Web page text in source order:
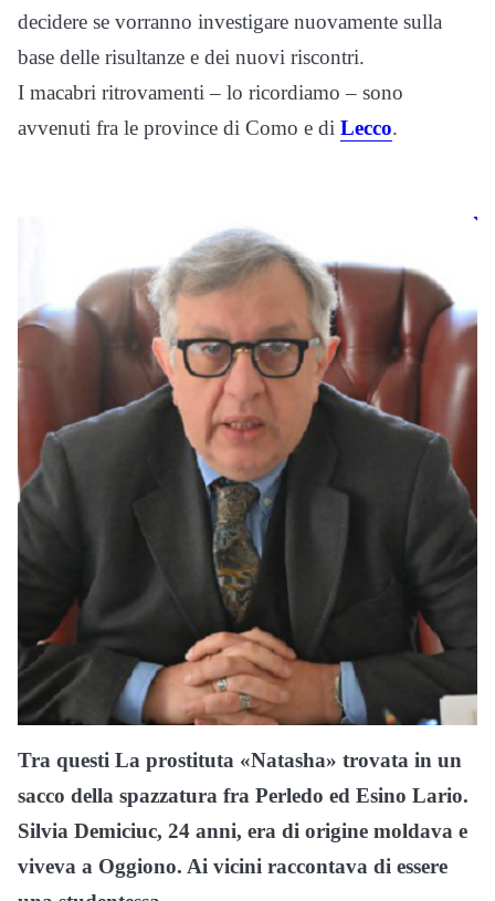
decidere se vorranno investigare nuovamente sulla
base delle risultanze e dei nuovi riscontri.
I macabri ritrovamenti – lo ricordiamo – sono
avvenuti fra le province di Como e di Lecco.
Tra questi La prostituta «Natasha» trovata in un
sacco della spazzatura fra Perledo ed Esino Lario.
Silvia Demiciuc, 24 anni, era di origine moldava e
viveva a Oggiono. Ai vicini raccontava di essere